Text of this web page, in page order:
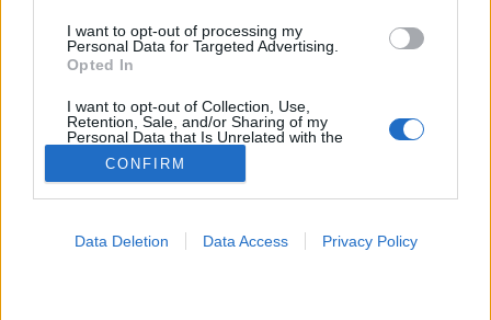
I want to opt-out of processing my
Personal Data for Targeted Advertising.
Opted In
I want to opt-out of Collection, Use,
Retention, Sale, and/or Sharing of my
Personal Data that Is Unrelated with the
Purposes for which it was collected.
Opted Out
CONFIRM
Data Deletion Data Access Privacy Policy